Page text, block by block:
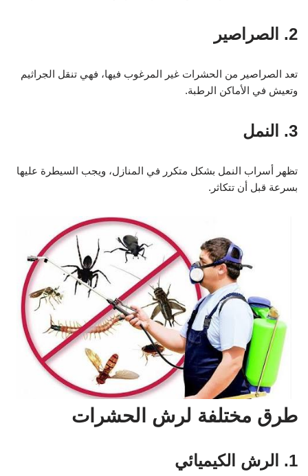
2. الصراصير
تعد الصراصير من الحشرات غير المرغوب فيها، فهي تنقل الجراثيم
وتعيش في الأماكن الرطبة.
3. النمل
تظهر أسراب النمل بشكل متكرر في المنازل، ويجب السيطرة عليها
بسرعة قبل أن تتكاثر.
طرق مختلفة لرش الحشرات
1. الرش الكيميائي